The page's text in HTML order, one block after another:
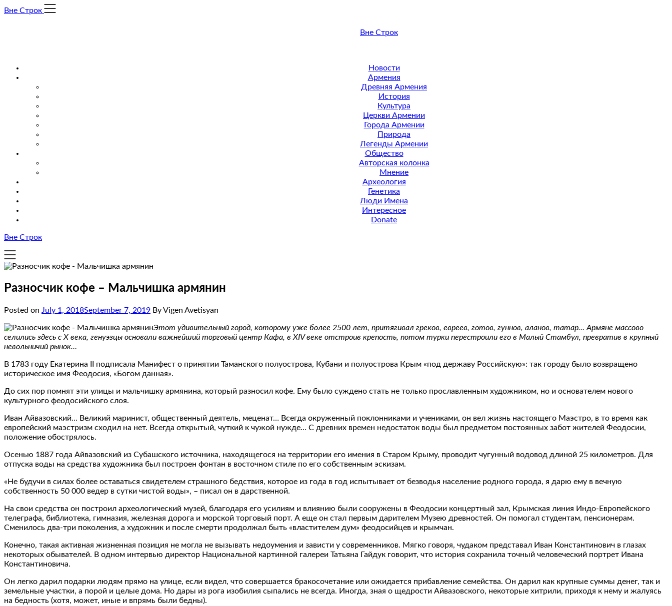
Skip
Вне Строк
Вне Строк
Новости
Армения
Древняя Армения
История
Культура
Церкви Армении
Города Армении
Природа
Легенды Армении
Общество
Авторская колонка
Мнение
Археология
Генетика
Люди Имена
Интересное
Donate
Вне Строк
Разносчик кофе – Мальчишка армянин
Posted on July 1, 2018September 7, 2019 By Vigen Avetisyan
Этот удивительный город, которому уже более 2500 лет, притягивал греков, евреев, готов, гуннов, аланов, татар… Армяне массово
селились здесь с X века, генуэзцы основали важнейший торговый центр Кафа, в XIV веке отстроив крепость, потом турки перестроили его в Малый Стамбул, превратив в крупный
невольничий рынок…
В 1783 году Екатерина II подписала Манифест о принятии Таманского полуострова, Кубани и полуострова Крым «под державу Российскую»: так городу было возвращено
историческое имя Феодосия, «Богом данная».
До сих пор помнят эти улицы и мальчишку армянина, который разносил кофе. Ему было суждено стать не только прославленным художником, но и основателем нового
культурного феодосийского слоя.
Иван Айвазовский… Великий маринист, общественный деятель, меценат… Всегда окруженный поклонниками и учениками, он вел жизнь настоящего Маэстро, в то время как
европейский маэстризм сходил на нет. Всегда открытый, чуткий к чужой нужде… С древних времен недостаток воды был предметом постоянных забот жителей Феодосии,
положение обострялось.
Осенью 1887 года Айвазовский из Субашского источника, находящегося на территории его имения в Старом Крыму, проводит чугунный водовод длиной 25 километров. Для
отпуска воды на средства художника был построен фонтан в восточном стиле по его собственным эскизам.
«Не будучи в силах более оставаться свидетелем страшного бедствия, которое из года в год испытывает от безводья население родного города, я дарю ему в вечную
собственность 50 000 ведер в сутки чистой воды», – писал он в дарственной.
На свои средства он построил археологический музей, благодаря его усилиям и влиянию были сооружены в Феодосии концертный зал, Крымская линия Индо-Европейского
телеграфа, библиотека, гимназия, железная дорога и морской торговый порт. А еще он стал первым дарителем Музею древностей. Он помогал студентам, пенсионерам.
Сменилось два-три поколения, а художник и после смерти продолжал быть «властителем дум» феодосийцев и крымчан.
Конечно, такая активная жизненная позиция не могла не вызывать недоумения и зависти у современников. Мягко говоря, чудаком представал Иван Константинович в глазах
некоторых обывателей. В одном интервью директор Национальной картинной галереи Татьяна Гайдук говорит, что история сохранила точный человеческий портрет Ивана
Константиновича.
Он легко дарил подарки людям прямо на улице, если видел, что совершается бракосочетание или ожидается прибавление семейства. Он дарил как крупные суммы денег, так и
земельные участки, а порой и целые дома. Но дары из рога изобилия сыпались не всегда. Иногда, зная о щедрости Айвазовского, некоторые хитрили, приходя к нему и жалуясь
на бедность (хотя, может, иные и впрямь были бедны).